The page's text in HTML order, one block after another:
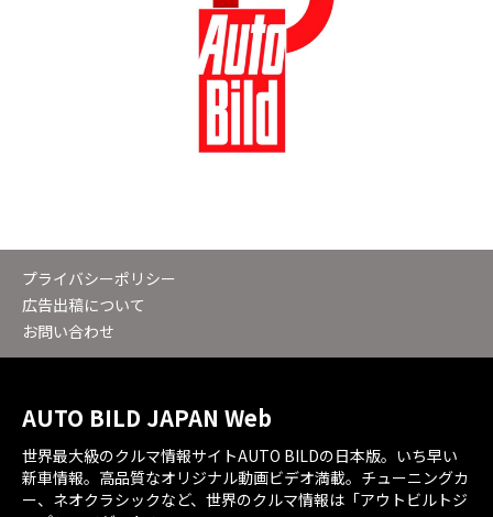
プライバシーポリシー
広告出稿について
お問い合わせ
AUTO BILD JAPAN Web
世界最大級のクルマ情報サイトAUTO BILDの日本版。いち早い
新車情報。高品質なオリジナル動画ビデオ満載。チューニングカ
ー、ネオクラシックなど、世界のクルマ情報は「アウトビルトジ